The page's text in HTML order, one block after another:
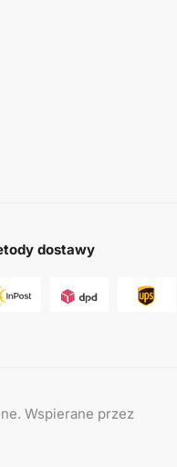
dostawy
Wspierane przez